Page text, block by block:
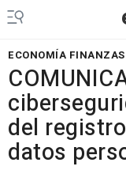
ECONOMÍA FINANZAS
del
datos